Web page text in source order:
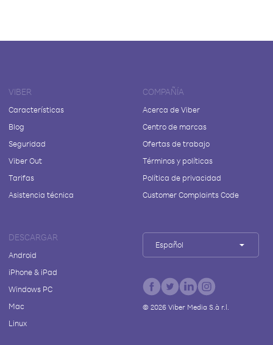
VIBER
Características
Blog
Seguridad
Viber Out
Tarifas
Asistencia técnica
COMPAÑÍA
Acerca de Viber
Centro de marcas
Ofertas de trabajo
Términos y políticas
Política de privacidad
Customer Complaints Code
DESCARGAR
Android
iPhone & iPad
Windows PC
Mac
Linux
Español
© 2026Viber Media S.à r.l.